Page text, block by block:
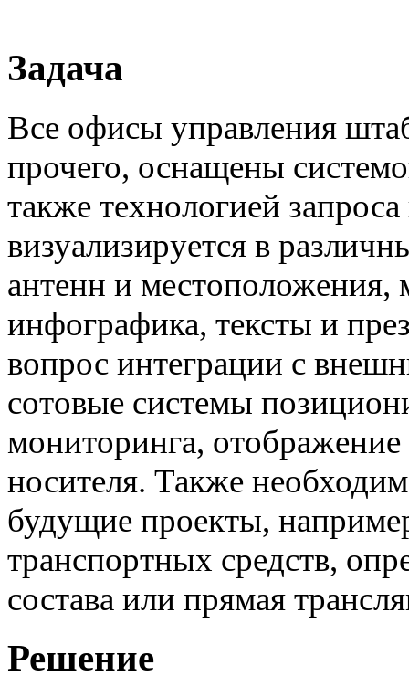
Задача
Все офисы управления
прочего, оснащены
также технологией
визуализируется в
антенн и местоположения,
инфографика, тексты и
вопрос интеграции с
сотовые системы
мониторинга,
носителя. Также
будущие проекты,
транспортных средств,
состава или прямая
Решение